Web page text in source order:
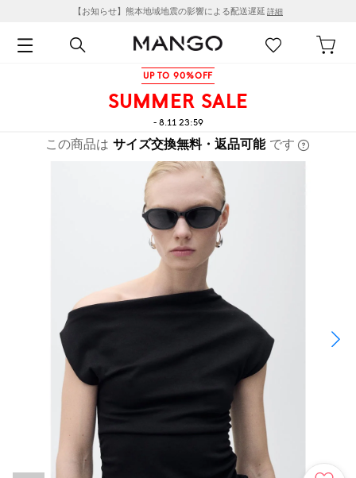
【お知らせ】熊本地域地震の影響による配送遅延 詳細
UP TO 90%OFF
SUMMER SALE
- 8.11 23:59
この商品は サイズ交換無料・返品可能 です